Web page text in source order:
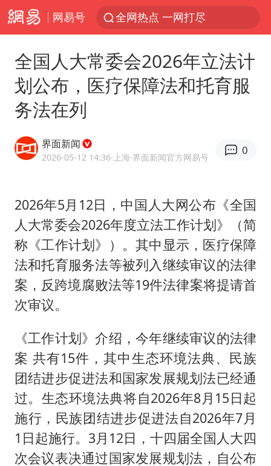
网易号 全网热点 一网打尽
全国人大常委会2026年立法计
划公布，医疗保障法和托育服
务法在列
界面新闻
2026-05-12 14:36·上海·界面新闻官方网易号
0
2026年5月12日，中国人大网公布《全国
人大常委会2026年度立法工作计划》（简
称《工作计划》）。其中显示，医疗保障
法和托育服务法等被列入继续审议的法律
案，反跨境腐败法等19件法律案将提请首
次审议。
《工作计划》介绍，今年继续审议的法律
案 共有15件，其中生态环境法典、民族
团结进步促进法和国家发展规划法已经通
过。生态环境法典将自2026年8月15日起
施行，民族团结进步促进法自2026年7月
1日起施行。3月12日，十四届全国人大四
次会议表决通过国家发展规划法，自公布